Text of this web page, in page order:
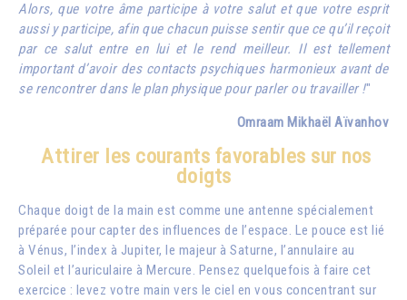
Alors, que votre âme participe à votre salut et que votre esprit
aussi y participe, afin que chacun puisse sentir que ce qu’il reçoit
par ce salut entre en lui et le rend meilleur. Il est tellement
important d’avoir des contacts psychiques harmonieux avant de
se rencontrer dans le plan physique pour parler ou travailler !"
Omraam Mikhaël Aïvanhov
Attirer les courants favorables sur nos
doigts
Chaque doigt de la main est comme une antenne spécialement
préparée pour capter des influences de l’espace. Le pouce est lié
à Vénus, l’index à Jupiter, le majeur à Saturne, l’annulaire au
Soleil et l’auriculaire à Mercure. Pensez quelquefois à faire cet
exercice : levez votre main vers le ciel en vous concentrant sur